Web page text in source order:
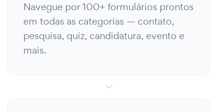
Navegue por 100+ formulários prontos
em todas as categorias — contato,
pesquisa, quiz, candidatura, evento e
mais.